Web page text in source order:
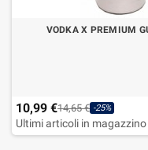
VODKA X PREMIUM
10,99 €14,65 € -25%
Ultimi articoli in magazzino